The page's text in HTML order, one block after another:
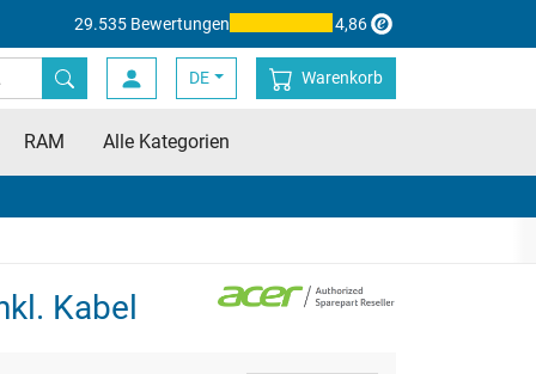
29.535 Bewertungen 4,86
DE Warenkorb
RAM Alle Kategorien
Kabel